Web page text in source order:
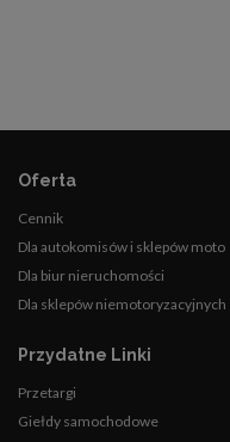
Oferta
Cennik
Dla autokomisów i sklepów moto
Dla biur nieruchomości
Dla sklepów niemotoryzacyjnych
Przydatne Linki
Przetargi
Giełdy samochodowe